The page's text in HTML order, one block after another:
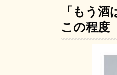
「もう
この程度